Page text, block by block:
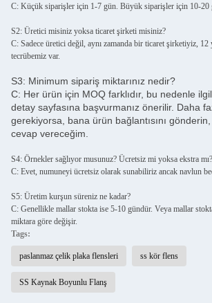
C: Küçük siparişler için 1-7 gün. Büyük siparişler için 10-20
S2: Üretici misiniz yoksa ticaret şirketi misiniz?
C: Sadece üretici değil, aynı zamanda bir ticaret şirketiyiz, 12
tecrübemiz var.
S3: Minimum sipariş miktarınız nedir?
C: Her ürün için MOQ farklıdır, bu nedenle
detay sayfasına başvurmanız önerilir. Daha
gerekiyorsa, bana ürün bağlantısını
cevap vereceğim.
S4: Örnekler sağlıyor musunuz? Ücretsiz mi yoksa ekstra mı?
C: Evet, numuneyi ücretsiz olarak sunabiliriz ancak navlun
S5: Üretim kurşun süreniz ne kadar?
C: Genellikle mallar stokta ise 5-10 gündür. Veya mallar
miktara göre değişir.
Tags:
paslanmaz çelik plaka flensleri ss kör flens
SS Kaynak Boyunlu Flanş